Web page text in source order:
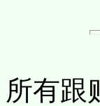
所有跟